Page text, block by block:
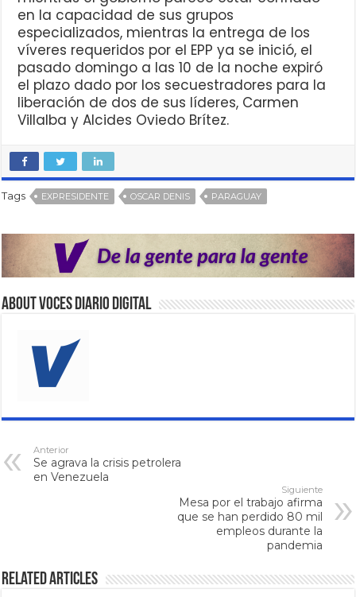
en la capacidad de sus grupos
especializados, mientras la entrega de los
víveres requeridos por el EPP ya se inició, el
pasado domingo a las 10 de la noche expiró
el plazo dado por los secuestradores para la
liberación de dos de sus líderes, Carmen
Villalba y Alcides Oviedo Brítez.
Tags EXPRESIDENTE OSCAR DENIS PARAGUAY
About VOCES Diario digital
Anterior
Se agrava la crisis petrolera
en Venezuela
Siguiente
Mesa por el trabajo afirma
que se han perdido 80 mil
empleos durante la
pandemia
Related Articles